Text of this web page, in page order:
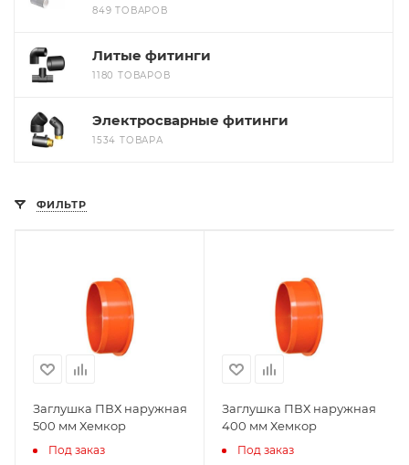
849 ТОВАРОВ
Литые фитинги
1180 ТОВАРОВ
Электросварные фитинги
1534 ТОВАРА
ФИЛЬТР
Заглушка ПВХ наружная
500 мм Хемкор
Под заказ
Заглушка ПВХ наружная
400 мм Хемкор
Под заказ